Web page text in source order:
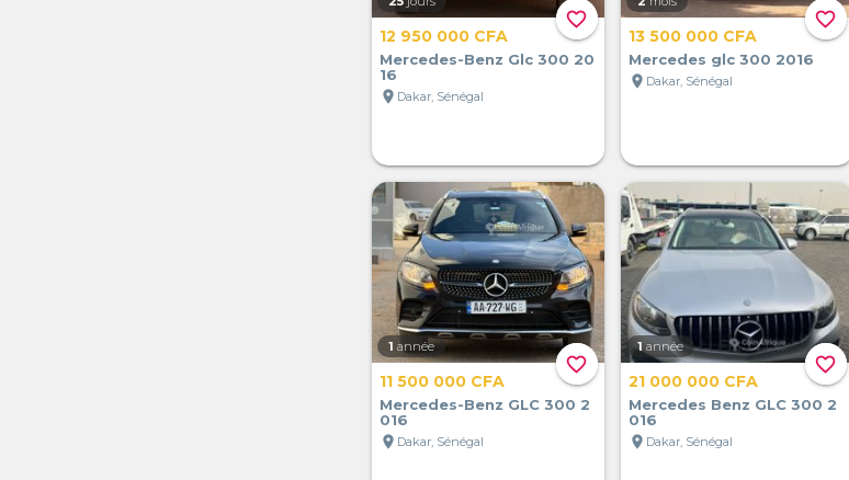
favorite_border
12 950 000 CFA
Mercedes-Benz Glc 300 20
16
location_on Dakar, Sénégal
favorite_border
13 500 000 CFA
Mercedes glc 300 2016
location_on Dakar, Sénégal
favorite_border
1 année
11 500 000 CFA
Mercedes-Benz GLC 300 2
016
location_on Dakar, Sénégal
favorite_border
1 année
21 000 000 CFA
Mercedes Benz GLC 300 2
016
location_on Dakar, Sénégal